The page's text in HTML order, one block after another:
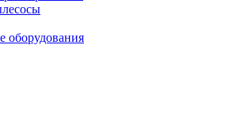
оборудования